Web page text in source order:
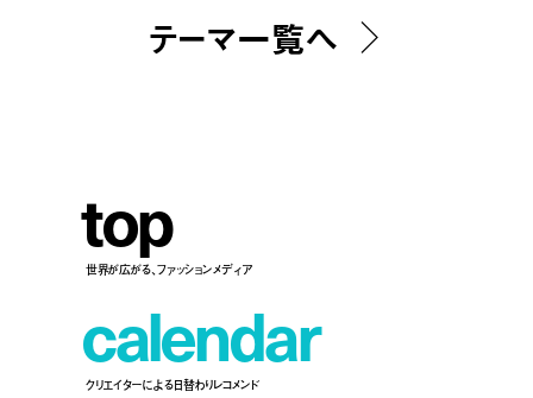
テーマ一覧へ
top
世界が広がる、ファッションメディア
calendar
クリエイターによる日替わりレコメンド